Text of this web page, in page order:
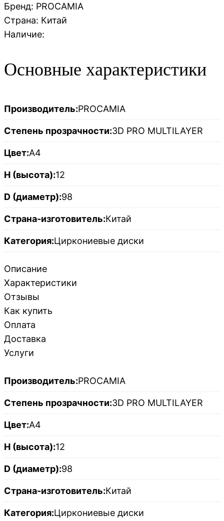
Бренд: PROCAMIA
Страна: Китай
Наличие:
Основные характеристики
Производитель:PROCAMIA
Степень прозрачности:3D PRO MULTILAYER
Цвет:A4
H (высота):12
D (диаметр):98
Страна-изготовитель:Китай
Категория:Циркониевые диски
Описание
Характеристики
Отзывы
Как купить
Оплата
Доставка
Услуги
Производитель:PROCAMIA
Степень прозрачности:3D PRO MULTILAYER
Цвет:A4
H (высота):12
D (диаметр):98
Страна-изготовитель:Китай
Категория:Циркониевые диски